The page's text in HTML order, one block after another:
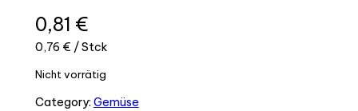
0,81 €
0,76 € / Stck
Nicht vorrätig
Category: Gemüse